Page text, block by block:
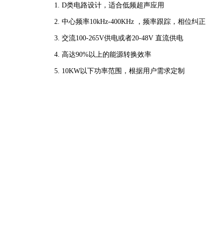
1.D类电路设计，适合低频超声应用
2.中心频率10kHz-400KHz ，频率跟踪，相位纠正
3.交流100-265V供电或者20-48V 直流供电
4.高达90%以上的能源转换效率
5. 10KW以下功率范围，根据用户需求定制